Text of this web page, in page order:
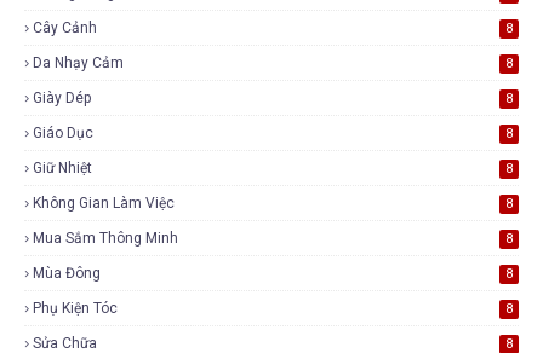
Cây Cảnh 8
Da Nhạy Cảm 8
Giày Dép 8
Giáo Dục 8
Giữ Nhiệt 8
Không Gian Làm Việc 8
Mua Sắm Thông Minh 8
Mùa Đông 8
Phụ Kiện Tóc 8
Sửa Chữa 8